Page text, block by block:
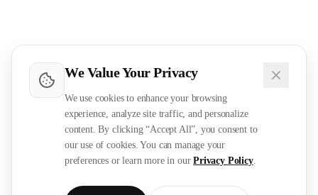
We Value Your Privacy
We use cookies to enhance your browsing
experience, analyze site traffic, and personalize
content. By clicking “Accept All”, you consent to
our use of cookies. You can manage your
preferences or learn more in our Privacy Policy.